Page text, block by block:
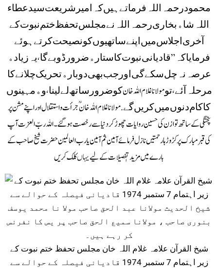
ﻣﺤﻤﻮﺩ ﺭﺣﻤﮧ ﺍﻟﻠﮧ ﻓﺮﻣﺎﺗﮯ ﮨﯿﮟ ﮐﮧ ﺍﻣﯿﺮ ﺷﺮﯾﻌﺖ ﺳﯿﺪ ﻋﻄﺎﺀ
ﺍﻟﻠﮧ ﺷﺎﮦ ﺑﺨﺎﺭﯼ ﺭﺣﻤﮧ ﺍﻟﻠﮧ ﻧﮯ ﻣﺠﻠﺲ ﺗﺤﻔﻆ ﺧﺘﻢ ﻧﺒﻮﺕ ﮐﮯ
ﺁﺧﺮﯼ ﺍﺟﻼﺱ ﻣﯿﮟ ﺍﭘﻨﮯ ﺳﺎﺗﮭﯿﻮﮞ ﮐﻮ ﻧﺼﯿﺤﺖ ﮐﺮﺗﮯ ﮨﻮﺋﮯ
ﻓﺮﻣﺎﯾﺎ ﮐﮧ ” ﻗﺎﺩﯾﺎﻧﯽ ﻧﺒﻮﺕ ﮐﺎ ﺳﺘﺎﺭﮦ ﺿﺮﻭﺭ ﮈﻭﺑﮯ ﮔﺎ، ﯾﮧ ﺯﯾﺎﺩﮦ
ﻋﺮﺻﮧ ﻧﮧ ﭼﻞ ﺳﮑﮯ ﮔﯽ ﺍﻭﺭ ﺟﺐ ﺑﮭﯽ ﺩﻭﺑﺎﺭﮦ ﺗﺤﺮﯾﮏ ﭼﻼﻧﮯ ﮐﺎ
ﻣﺮﺣﻠﮧ ﺁﺋﮯ، ﺗﻮ مولاناغلام اللہ خان ﮐﻮ ﺿﺮﻭﺭ ﺳﺎﺗﮫ ﻟﮯ ﻟﯿﻨﺎ، ﻭﮦ ﻣﮩﯿﻨﻮﮞ
ﮐﺎ ﮐﺎﻡ ﺩﻧﻮﮞ ﻣﯿﮟ ﮐﺮﯾﮟ ﮔﮯ . ‏ مولانا غلام اللہ خانؒ جرأت و استقلال اور اپنے مشن پر
پختگی کے ساتھ توازن کی حسین روایات چھوڑ کر دنیا سے رخصت ہوگئے۔ اللہ ربّ العزت آپ
کی قبر مبارک پر کڑوڑہا رحمتیں نازل فرمائے آمین ثم آمین یا رب العالمین حضرت شیخ صاحب کے
بارے میں مزید تٖفصیلات کے لیےیہاںکلک کریں
شیخ القرآن علامہ غلام اللہ خان مجلس تحفظ ختم نبوت کے
زیر اہتمام 7 ستمبر 1974 قادیانی فیصلہ کے حوالے سے